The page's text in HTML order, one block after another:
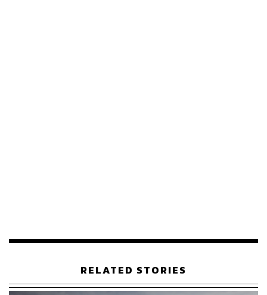
สามารถสอบถามข้อมูลเพิ่มเติม หรือจองซื้อผ่าน 9 สถาบัน
ไทย ธ.ยูโอบี ธ.ซีไอเอ็มบี ไทย ธ.ออมสิน บล.เกียรตินาคินภัทร
บล.เอเซีย พลัส บล.กรุงไทย เอ็กซ์สปริง และ บล.หยวนต้า
RELATED STORIES